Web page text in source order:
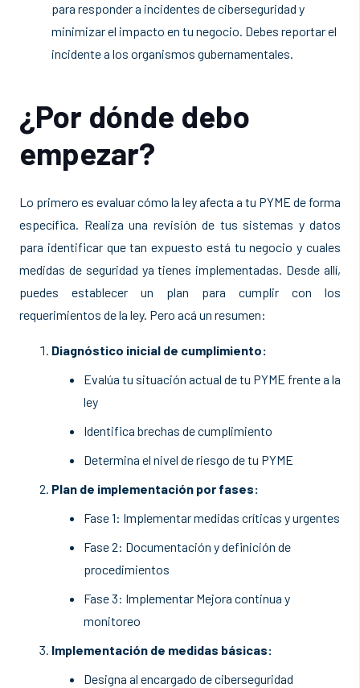
para responder a incidentes de ciberseguridad y
minimizar el impacto en tu negocio. Debes reportar el
incidente a los organismos gubernamentales.
¿Por dónde debo
empezar?
Lo primero es evaluar cómo la ley afecta a tu PYME de forma
específica. Realiza una revisión de tus sistemas y datos
para identificar que tan expuesto está tu negocio y cuales
medidas de seguridad ya tienes implementadas. Desde allí,
puedes establecer un plan para cumplir con los
requerimientos de la ley. Pero acá un resumen:
Diagnóstico inicial de cumplimiento:
Evalúa tu situación actual de tu PYME frente a la
ley
Identifica brechas de cumplimiento
Determina el nivel de riesgo de tu PYME
Plan de implementación por fases:
Fase 1: Implementar medidas críticas y urgentes
Fase 2: Documentación y definición de
procedimientos
Fase 3: Implementar Mejora continua y
monitoreo
Implementación de medidas básicas:
Designa al encargado de ciberseguridad